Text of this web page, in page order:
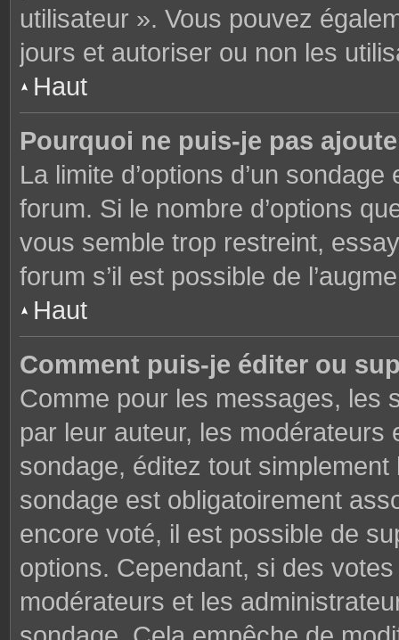
utilisateur ». Vous pouvez
jours et autoriser ou non les
Haut
Pourquoi ne puis-je pas
La limite d’options d’un
forum. Si le nombre d’options
vous semble trop restreint,
forum s’il est possible de
Haut
Comment puis-je éditer ou
Comme pour les messages, les
par leur auteur, les
sondage, éditez tout
sondage est obligatoirement
encore voté, il est possible de
options. Cependant, si des
modérateurs et les